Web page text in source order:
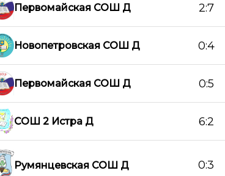
Первомайская СОШ Д 2:7
Новопетровская СОШ Д 0:4
Первомайская СОШ Д 0:5
СОШ 2 Истра Д 6:2
Румянцевская СОШ Д 0:3